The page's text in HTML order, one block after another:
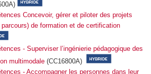
Concevoir, gérer et piloter des projets
de formation et de certification
- Superviser l’ingénierie pédagogique des
multimodale (CC16800A)
- Accompagner les personnes dans leur